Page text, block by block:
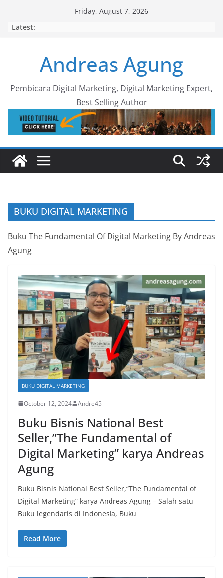
Friday, August 7, 2026
Latest:
Andreas Agung
Pembicara Digital Marketing, Digital Marketing Expert,
Best Selling Author
BUKU DIGITAL MARKETING
Buku The Fundamental Of Digital Marketing By Andreas
Agung
BUKU DIGITAL MARKETING
October 12, 2024 Andre45
Buku Bisnis National Best
Seller,”The Fundamental of
Digital Marketing” karya Andreas
Agung
Buku Bisnis National Best Seller,“The Fundamental of
Digital Marketing” karya Andreas Agung – Salah satu
Buku legendaris di Indonesia, Buku
Read More